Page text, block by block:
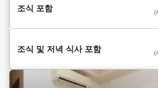
조식 포함
(
【라그나満喫！（
可）】（朝食付）温泉！
조식 및 저녁 식사 포함
(
저녁 식사는 저희 인기 메